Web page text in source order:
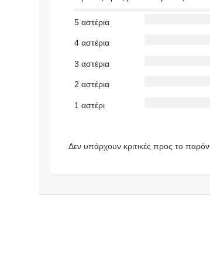
5 αστέρια
4 αστέρια
3 αστέρια
2 αστέρια
1 αστέρι
Δεν υπάρχουν κριτικές προς το παρόν